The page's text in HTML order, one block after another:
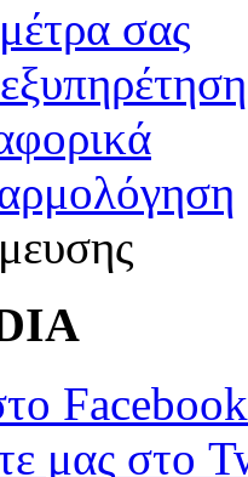
σας
Facebook
μας στο